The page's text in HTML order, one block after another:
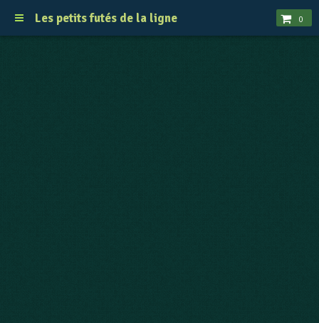
Les petits futés de la ligne 0